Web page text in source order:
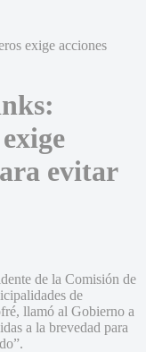
evitar
de la Comisión de
de
llamó al Gobierno a
a la brevedad para